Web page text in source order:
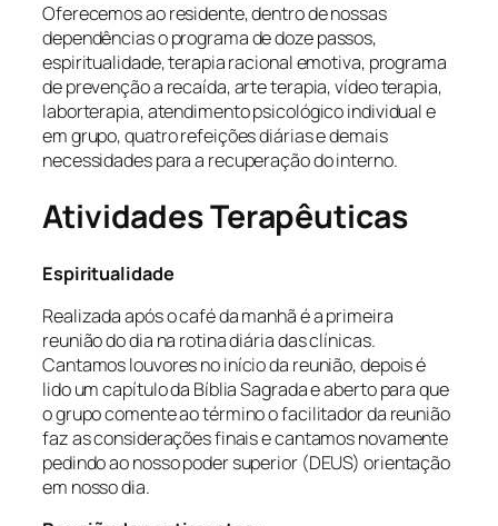
Oferecemos ao residente, dentro de nossas
dependências o programa de doze passos,
espiritualidade, terapia racional emotiva, programa
de prevenção a recaída, arte terapia, vídeo terapia,
laborterapia, atendimento psicológico individual e
em grupo, quatro refeições diárias e demais
necessidades para a recuperação do interno.
Atividades Terapêuticas
Espiritualidade
Realizada após o café da manhã é a primeira
reunião do dia na rotina diária das clínicas.
Cantamos louvores no início da reunião, depois é
lido um capítulo da Bíblia Sagrada e aberto para que
o grupo comente ao término o facilitador da reunião
faz as considerações finais e cantamos novamente
pedindo ao nosso poder superior (DEUS) orientação
em nosso dia.